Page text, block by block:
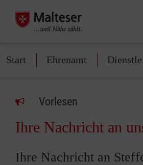
Start Ehrenamt
Vorlesen
Ihre Nachricht an
Ihre Nachricht an